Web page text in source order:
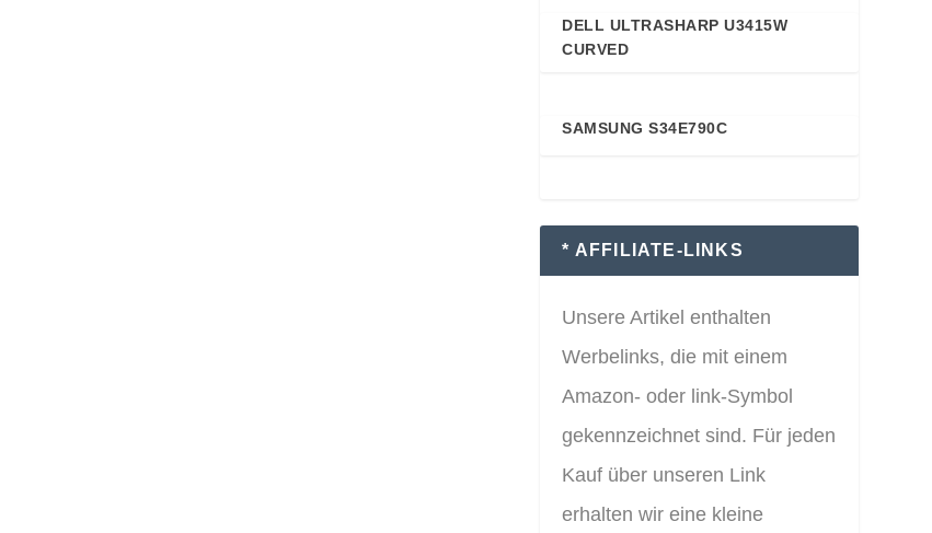
DELL ULTRASHARP U3415W
CURVED
SAMSUNG S34E790C
* AFFILIATE-LINKS
Unsere Artikel enthalten
Werbelinks, die mit einem
Amazon- oder link-Symbol
gekennzeichnet sind. Für jeden
Kauf über unseren Link
erhalten wir eine kleine